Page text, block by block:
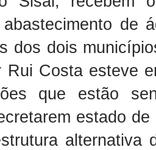
de
dos dois
Rui Costa esteve
que estão
estado
alternativa